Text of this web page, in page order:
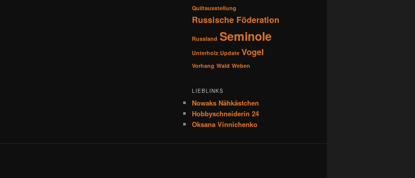
Quiltausstellung
Russische Föderation
Russland Seminole
Unterholz Update Vogel
Vorhang Wald Weben
LIEBLINKS
Nowaks Nähkästchen
Hobbyschneiderin 24
Oksana Vinnichenko